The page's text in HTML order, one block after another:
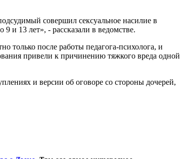
совершил сексуальное насилие в
и 13 лет», - рассказали в ведомстве.
только после работы педагога-психолога, и
привели к причинению тяжкого вреда одной
и версии об оговоре со стороны дочерей,